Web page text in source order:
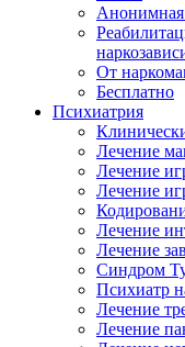
Анонимная
От
Бесплатно
Психиатрия
Лечение
Лечение
Лечение
Лечение
Лечение
Синдром
Психиатр
Лечение
Лечение